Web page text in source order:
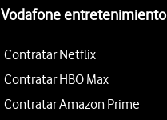
Vodafone entretenimiento
Contratar Netflix
Contratar HBO Max
Contratar Amazon Prime